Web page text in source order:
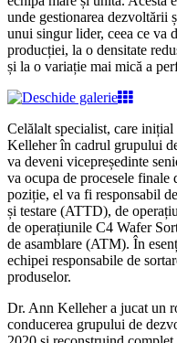
unde gestionarea dezvoltării
unui singur lider, ceea ce va
producției, la o densitate
și la o variație mai mică a
Celălalt specialist, care
Kelleher în cadrul grupului
va deveni vicepreședinte
va ocupa de procesele finale
poziție, el va fi responsabil
și testare (ATTD), de
de operațiunile C4 Wafer
de asamblare (ATM). În
echipei responsabile de
produselor.
Dr. Ann Kelleher a jucat un
conducerea grupului de